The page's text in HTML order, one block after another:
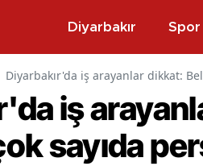
Diyarbakır Spor
Diyarbakır'da iş arayanlar dikkat:
iş
sayıda